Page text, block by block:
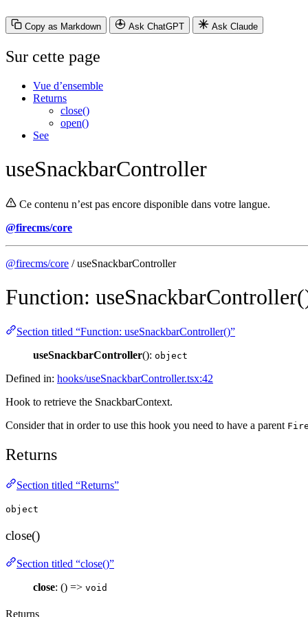
Copy as Markdown Ask ChatGPT Ask Claude
Sur cette page
Vue d’ensemble
Returns
close()
open()
See
useSnackbarController
Ce contenu n’est pas encore disponible dans votre langue.
@firecms/core
@firecms/core / useSnackbarController
Function:
Section titled “Function: useSnackbarController()”
useSnackbarController(): object
Defined in: hooks/useSnackbarController.tsx:42
Hook to retrieve the SnackbarContext.
Consider that in order to use this hook you need to have a parent
Returns
Section titled “Returns”
object
close()
Section titled “close()”
close: () => void
Returns